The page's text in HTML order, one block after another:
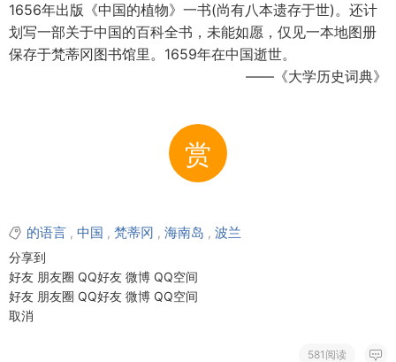
1656年出版《中国的植物》一书(尚有八本遗存于世)。还计
划写一部关于中国的百科全书，未能如愿，仅见一本地图册
保存于梵蒂冈图书馆里。1659年在中国逝世。
——《大学历史词典》
赏
的语言 , 中国 , 梵蒂冈 , 海南岛 , 波兰
分享到
好友 朋友圈 QQ好友 微博 QQ空间
好友 朋友圈 QQ好友 微博 QQ空间
取消
581阅读